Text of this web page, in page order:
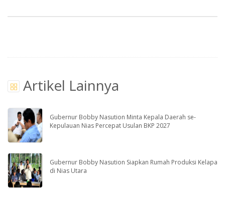
Artikel Lainnya
Gubernur Bobby Nasution Minta Kepala Daerah se-
Kepulauan Nias Percepat Usulan BKP 2027
Gubernur Bobby Nasution Siapkan Rumah Produksi Kelapa
di Nias Utara